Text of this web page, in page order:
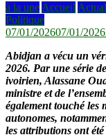
à la une Accueil
Politique
07/01/202607/01/2026
Abidjan a vécu un
2026. Par une série
ivoirien, Alassane
ministre et de
également touché les
autonomes,
les attributions ont